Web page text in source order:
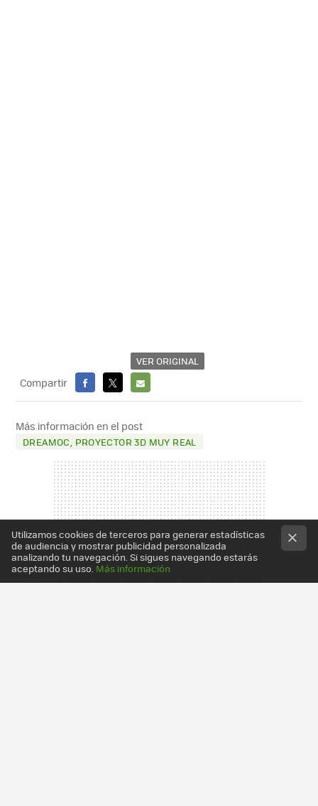
VER ORIGINAL
Compartir
FACEBOOK
X
E-
MAIL
Más información en el post
DREAMOC, PROYECTOR 3D MUY REAL
Utilizamos cookies de terceros para generar estadísticas
de audiencia y mostrar publicidad personalizada
analizando tu navegación. Si sigues navegando estarás
aceptando su uso. Más información